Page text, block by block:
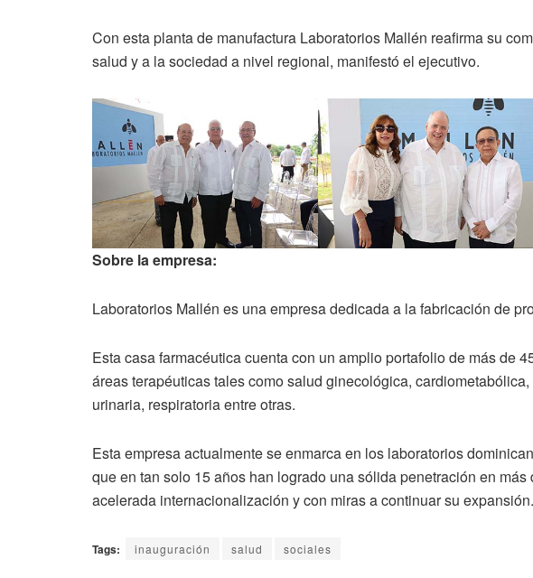
Con esta planta de manufactura Laboratorios Mallén reafirma su
salud y a la sociedad a nivel regional, manifestó el ejecutivo.
Sobre la empresa:
Laboratorios Mallén es una empresa dedicada a la fabricación de
Esta casa farmacéutica cuenta con un amplio portafolio de más de
áreas terapéuticas tales como salud ginecológica,
urinaria, respiratoria entre otras.
Esta empresa actualmente se enmarca en los laboratorios
que en tan solo 15 años han logrado una sólida penetración en
acelerada internacionalización y con miras a continuar su expansión.
Tags: inauguración salud sociales